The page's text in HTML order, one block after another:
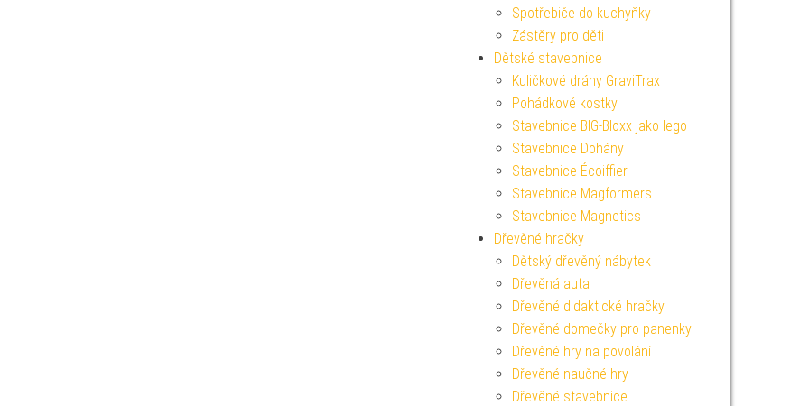
Spotřebiče do kuchyňky
Zástěry pro děti
Dětské stavebnice
Kuličkové dráhy GraviTrax
Pohádkové kostky
Stavebnice BIG-Bloxx jako lego
Stavebnice Dohány
Stavebnice Écoiffier
Stavebnice Magformers
Stavebnice Magnetics
Dřevěné hračky
Dětský dřevěný nábytek
Dřevěná auta
Dřevěné didaktické hračky
Dřevěné domečky pro panenky
Dřevěné hry na povolání
Dřevěné naučné hry
Dřevěné stavebnice